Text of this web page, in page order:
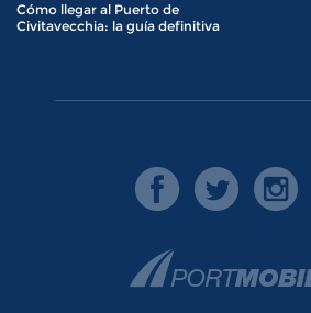
Cómo llegar al Puerto de
Civitavecchia: la guía definitiva